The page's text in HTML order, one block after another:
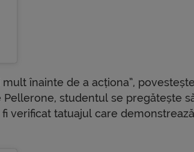
înainte de a acționa”,
studentul se pregătește
verificat tatuajul care demonstrează